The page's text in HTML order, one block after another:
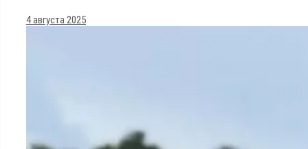
4 августа 2025